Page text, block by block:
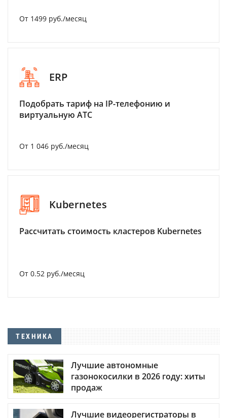
От 1499 руб./месяц
ERP
Подобрать тариф на IP-телефонию и
виртуальную АТС
От 1 046 руб./месяц
Kubernetes
Рассчитать стоимость кластеров Kubernetes
От 0.52 руб./месяц
ТЕХНИКА
Лучшие автономные
газонокосилки в 2026 году: хиты
продаж
Лучшие видеорегистраторы в